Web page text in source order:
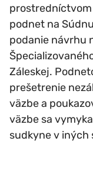
podnet na
podanie návrhu
Záleskej.
prešetrenie
väzbe a
väzbe sa
sudkyne v iných